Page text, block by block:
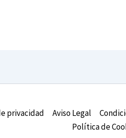
privacidad Aviso Legal
Política de